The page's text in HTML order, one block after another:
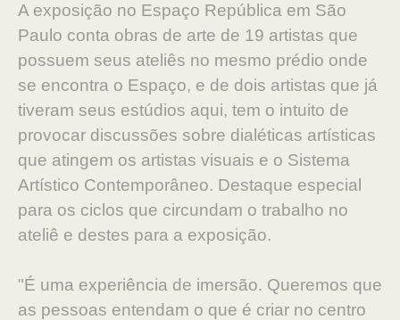
A exposição no Espaço República em São
Paulo conta obras de arte de 19 artistas que
possuem seus ateliês no mesmo prédio onde
se encontra o Espaço, e de dois artistas que já
tiveram seus estúdios aqui, tem o intuito de
provocar discussões sobre dialéticas artísticas
que atingem os artistas visuais e o Sistema
Artístico Contemporâneo. Destaque especial
para os ciclos que circundam o trabalho no
ateliê e destes para a exposição.
"É uma experiência de imersão. Queremos que
as pessoas entendam o que é criar no centro